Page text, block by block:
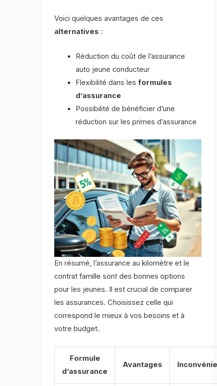
Voici quelques avantages de ces
alternatives :
Réduction du coût de l’assurance
auto jeune conducteur
Flexibilité dans lesformules
d’assurance
Possibilité de bénéficier d’une
réduction sur les primes d’assurance
En résumé, l’assurance au kilomètre et le
contrat famille sont des bonnes options
pour les jeunes. Il est crucial de comparer
les assurances. Choisissez celle qui
correspond le mieux à vos besoins et à
votre budget.
Formule
d’assurance
Avantages